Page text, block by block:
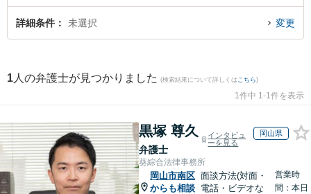
すめです。
詳細条件 未選択 変更
1 人の弁護士が見つかりました (検索結果について詳しくは こちら)
1件中 1-1件を表示
黒塚 尊久
弁護士
インタビュ
ーを見る
岡山県
葵綜合法律事務所
岡山市南区
からも相談
面談方法(対面・
電話・ビデオな
営業時
間：本日